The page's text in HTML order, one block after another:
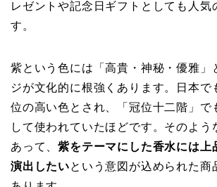
レゼントや記念日ギフトとしても人気
す。
紫という色には「高貴・神秘・優雅」
ジが文化的に根強くあります。日本で
位の高い色とされ、「冠位十二階」で
して使われていたほどです。そのよう
あって、紫をテーマにした香水には上
演出したいという意図が込められた商